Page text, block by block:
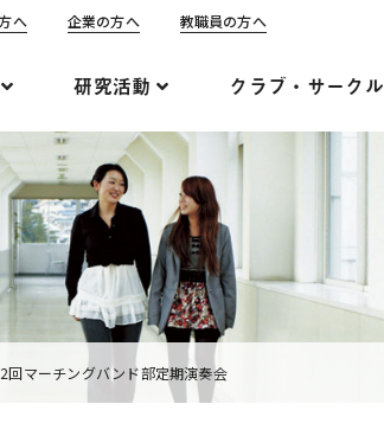
へ 企業の方へ 教職員の方へ
研究活動 クラブ・サークル
回マーチングバンド部定期演奏会